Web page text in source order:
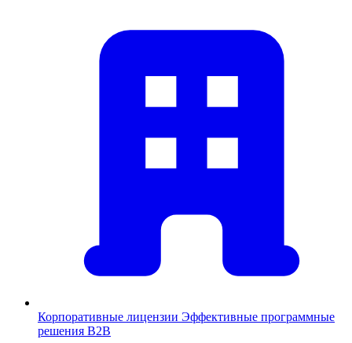
Корпоративные лицензии Эффективные программные
решения B2B